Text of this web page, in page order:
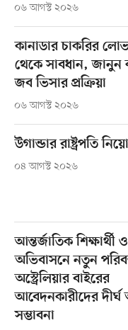
০৬ আগস্ট ২০২৬
কানাডার চাকরির
থেকে সাবধান, জানুন
জব ভিসার প্রক্রিয়া
০৬ আগস্ট ২০২৬
উগান্ডার রাষ্ট্রপতি
০৪ আগস্ট ২০২৬
আন্তর্জাতিক শিক্ষার্থী ও
অভিবাসনে নতুন
অস্ট্রেলিয়ার বাইরের
আবেদনকারীদের দীর্ঘ
সম্ভাবনা